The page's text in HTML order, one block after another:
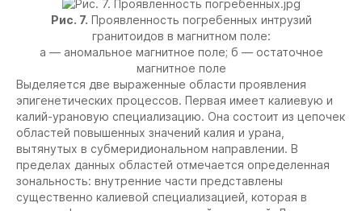
Рис. 7. Проявленность погребенных интрузий
гранитоидов в магнитном поле:
а — аномальное магнитное поле; б — остаточное
магнитное поле
Выделяется две выраженные области проявления
эпигенетических процессов. Первая имеет калиевую и
калий-урановую специализацию. Она состоит из цепочек
областей повышенных значений калия и урана,
вытянутых в субмеридиональном направлении. В
пределах данных областей отмечается определенная
зональность: внутренние части представлены
существенно калиевой специализацией, которая в